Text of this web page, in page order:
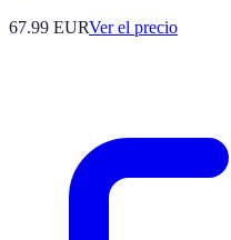
67.99 EURVer el precio